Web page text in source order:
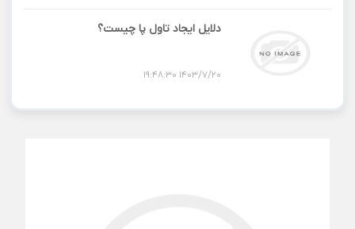
دلایل ایجاد تاول پا چیست؟
1403/7/20 19:48:30